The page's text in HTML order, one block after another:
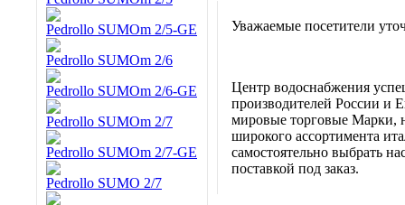
Pedrollo SUMOm 2/5-GE
Pedrollo SUMOm 2/6
Pedrollo SUMOm 2/6-GE
Pedrollo SUMOm 2/7
Pedrollo SUMOm 2/7-GE
Pedrollo SUMO 2/7
Уважаемые посетители
Центр водоснабжения
производителей России и
мировые торговые Марки,
широкого ассортимента
самостоятельно выбрать
поставкой под заказ.